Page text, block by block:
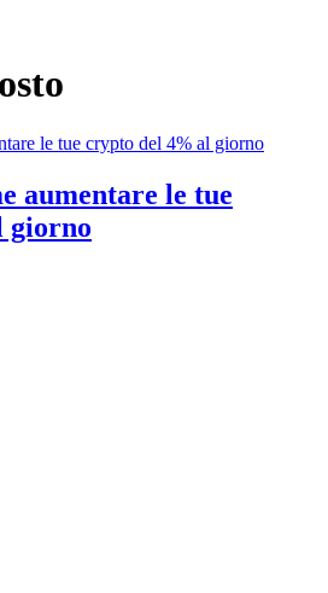
aumentare le tue
giorno